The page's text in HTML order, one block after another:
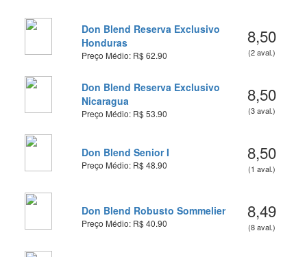
Don Blend Reserva Exclusivo
Honduras
Preço Médio: R$ 62.90
8,50
(2 aval.)
Don Blend Reserva Exclusivo
Nicaragua
Preço Médio: R$ 53.90
8,50
(3 aval.)
Don Blend Senior I
Preço Médio: R$ 48.90
8,50
(1 aval.)
Don Blend Robusto Sommelier
Preço Médio: R$ 40.90
8,49
(8 aval.)